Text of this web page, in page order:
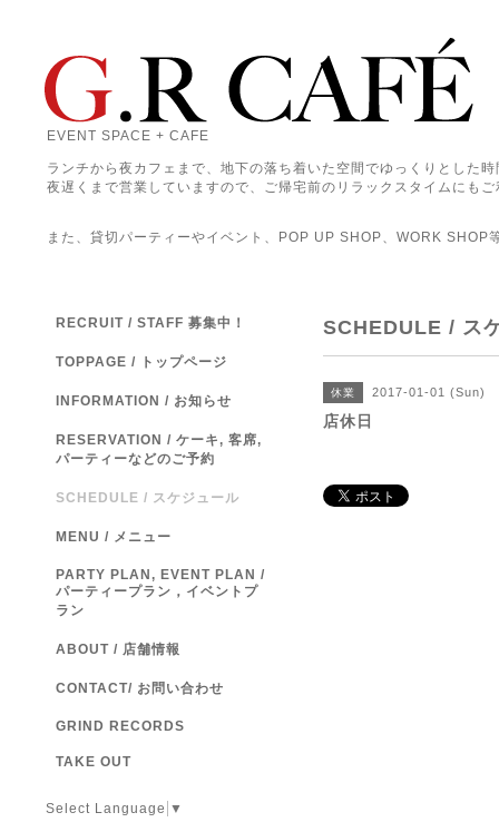
EVENT SPACE + CAFE
ランチから夜カフェまで、地下の落ち着いた空間でゆっくりとした
夜遅くまで営業していますので、ご帰宅前のリラックスタイムにも
また、貸切パーティーやイベント、POP UP SHOP、WORK SHOP
SCHEDULE / ス
休業 2017-01-01 (Sun)
店休日
RECRUIT / STAFF 募集中！
TOPPAGE / トップページ
INFORMATION / お知らせ
RESERVATION / ケーキ, 客席,
パーティーなどのご予約
SCHEDULE / スケジュール
MENU / メニュー
PARTY PLAN, EVENT PLAN /
パーティープラン，イベントプ
ラン
ABOUT / 店舗情報
CONTACT/ お問い合わせ
GRIND RECORDS
TAKE OUT
Select Language ▼